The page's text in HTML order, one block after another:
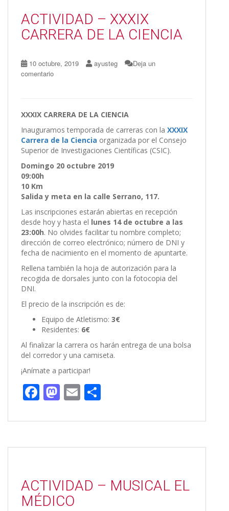
k r
ACTIVIDAD – XXXIX
CARRERA DE LA CIENCIA
10 octubre, 2019 ayusteg
Deja un
comentario
XXXIX CARRERA DE LA CIENCIA
Inauguramos temporada de carreras con la XXXIX
Carrera de la Ciencia organizada por el Consejo
Superior de Investigaciones Científicas (CSIC).
Domingo 20 octubre 2019
09:00h
10 Km
Salida y meta en la calle Serrano, 117.
Las inscripciones estarán abiertas en recepción
desde hoy y hasta el lunes 14 de octubre a las
23:00h. No olvides facilitar tu nombre completo;
dirección de correo electrónico; número de DNI y
fecha de nacimiento en el momento de apuntarte.
Rellena también la hoja de autorización para la
recogida de dorsales junto con la fotocopia del
DNI.
El precio de la inscripción es de:
Equipo de Atletismo: 3€
Residentes: 6€
Al finalizar la carrera os harán entrega de una bolsa
del corredor y una camiseta.
¡Anímate a participar!
F
e
b
k
M
to
d
E
ai
l
m
p
r
ACTIVIDAD – MUSICAL EL
MÉDICO